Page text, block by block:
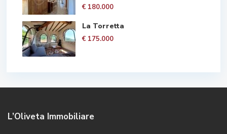
€ 180.000
La Torretta
€ 175.000
L’Oliveta Immobiliare